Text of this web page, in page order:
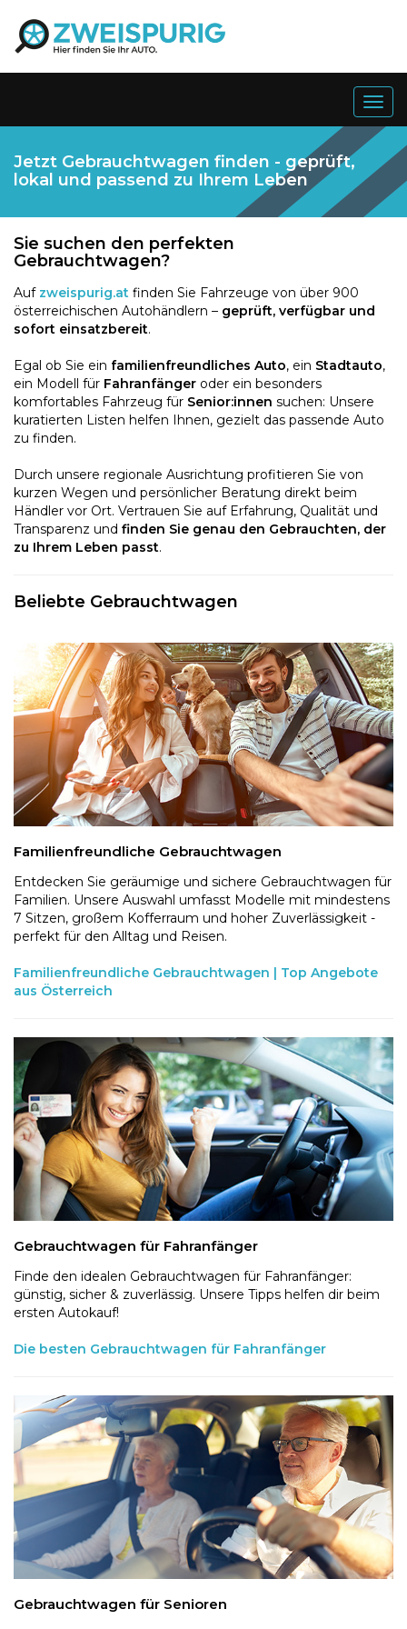
Jetzt Gebrauchtwagen finden - geprüft,
lokal und passend zu Ihrem Leben
Sie suchen den perfekten
Gebrauchtwagen?
Auf zweispurig.at finden Sie Fahrzeuge von über 900
österreichischen Autohändlern – geprüft, verfügbar und
sofort einsatzbereit.
Egal ob Sie ein familienfreundliches Auto, ein Stadtauto,
ein Modell für Fahranfänger oder ein besonders
komfortables Fahrzeug für Senior:innen suchen: Unsere
kuratierten Listen helfen Ihnen, gezielt das passende Auto
zu finden.
Durch unsere regionale Ausrichtung profitieren Sie von
kurzen Wegen und persönlicher Beratung direkt beim
Händler vor Ort. Vertrauen Sie auf Erfahrung, Qualität und
Transparenz und finden Sie genau den Gebrauchten, der
zu Ihrem Leben passt.
Beliebte Gebrauchtwagen
Familienfreundliche Gebrauchtwagen
Entdecken Sie geräumige und sichere Gebrauchtwagen für
Familien. Unsere Auswahl umfasst Modelle mit mindestens
7 Sitzen, großem Kofferraum und hoher Zuverlässigkeit -
perfekt für den Alltag und Reisen.
Familienfreundliche Gebrauchtwagen | Top Angebote
aus Österreich
Gebrauchtwagen für Fahranfänger
Finde den idealen Gebrauchtwagen für Fahranfänger:
günstig, sicher & zuverlässig. Unsere Tipps helfen dir beim
ersten Autokauf!
Die besten Gebrauchtwagen für Fahranfänger
Gebrauchtwagen für Senioren